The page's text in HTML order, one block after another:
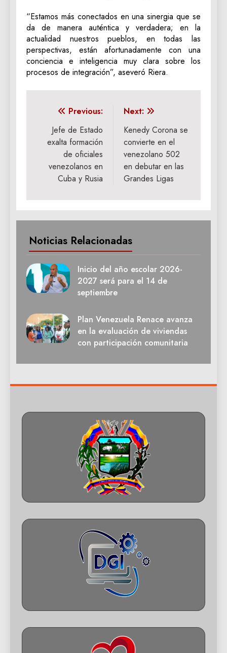
“Estamos más conectados en una sinergia que se
da de manera auténtica y verdadera; en la
actualidad nuestros pueblos, en todas las
perspectivas, están afortunadamente con una
conciencia e inteligencia muy clara sobre los
procesos de integración”, aseveró Riera.
Navegación
entradas
Previous:
Jefe de Estado
exalta formación
de oficiales
venezolanos en
Cuba y Rusia
Next:
Kenedy Corona se
convierte en el
venezolano 502
en debutar en las
Grandes Ligas
Noticias Relacionadas
Inicio del año escolar 2026-
2027 será para el 14 de
septiembre
Plan Venezuela Renace avanza
en la evaluación de viviendas
con participación comunitaria